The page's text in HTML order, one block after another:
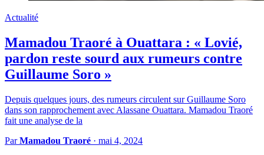
Actualité
Mamadou Traoré à Ouattara : « Lovié,
pardon reste sourd aux rumeurs contre
Guillaume Soro »
Depuis quelques jours, des rumeurs circulent sur Guillaume Soro
dans son rapprochement avec Alassane Ouattara. Mamadou Traoré
fait une analyse de la
ParMamadou Traoré · mai 4, 2024